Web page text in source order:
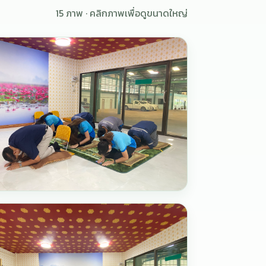
15 ภาพ · คลิกภาพเพื่อดูขนาดใหญ่